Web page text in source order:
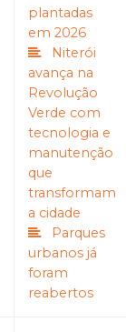
plantadas
em 2026
Niterói
avança na
Revolução
Verde com
tecnologia e
manutenção
que
transformam
a cidade
Parques
urbanos já
foram
reabertos